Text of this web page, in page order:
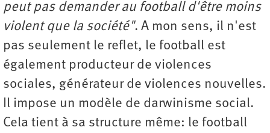
peut pas demander au football d'être moins
violent que la société". A mon sens, il n'est
pas seulement le reflet, le football est
également producteur de violences
sociales, générateur de violences nouvelles.
Il impose un modèle de darwinisme social.
Cela tient à sa structure même: le football